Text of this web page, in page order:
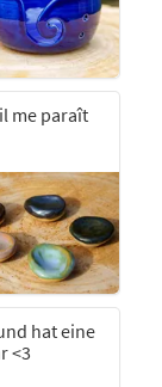
me paraît
hat eine
<3